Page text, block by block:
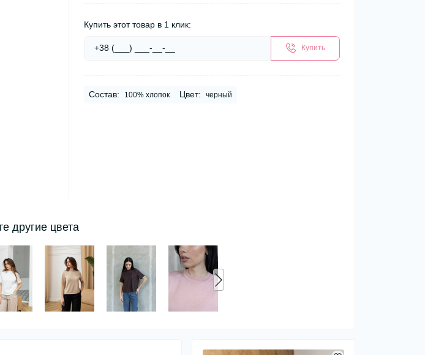
другие цвета
Купить этот товар в 1 клик:
Купить
Состав: 100% хлопок Цвет: черный